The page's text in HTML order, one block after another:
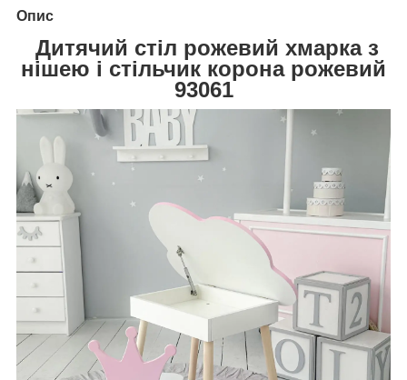
Опис
Дитячий стіл рожевий хмарка з
нішею і стільчик корона рожевий
93061